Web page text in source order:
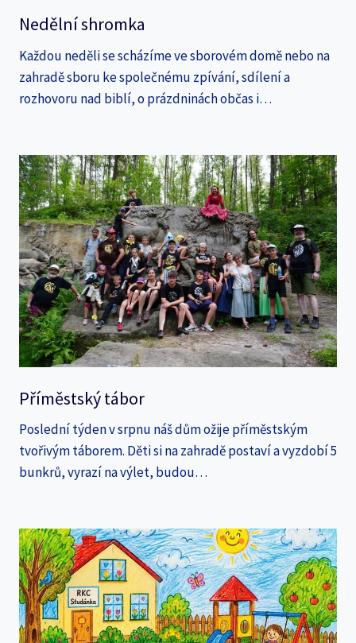
Nedělní shromka
Každou neděli se scházíme ve sborovém domě nebo na
zahradě sboru ke společnému zpívání, sdílení a
rozhovoru nad biblí, o prázdninách občas i…
Příměstský tábor
Poslední týden v srpnu náš dům ožije příměstským
tvořivým táborem. Děti si na zahradě postaví a vyzdobí 5
bunkrů, vyrazí na výlet, budou…